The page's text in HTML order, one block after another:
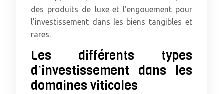
des produits de luxe et l’engouement pour
l’investissement dans les biens tangibles et
rares.
Les différents types
d’investissement dans les
domaines viticoles